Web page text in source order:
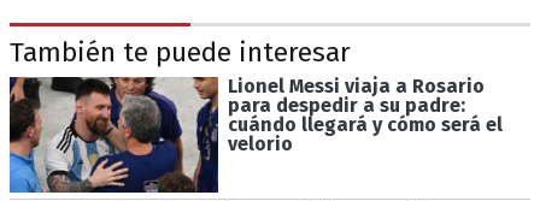
También te puede interesar
Lionel Messi viaja a Rosario
para despedir a su padre:
cuándo llegará y cómo será el
velorio